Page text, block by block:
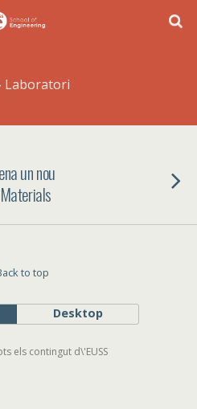
Laboratori
un nou
to top
Desktop
els contingut d\'EUSS